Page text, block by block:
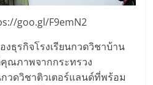
goo.gl/F9emN2
งธุรกิจโรงเรียนกวดวิชาบ้าน
ณภาพจากกระทรวง
วดวิชาติวเตอร์แลนด์ที่พร้อม